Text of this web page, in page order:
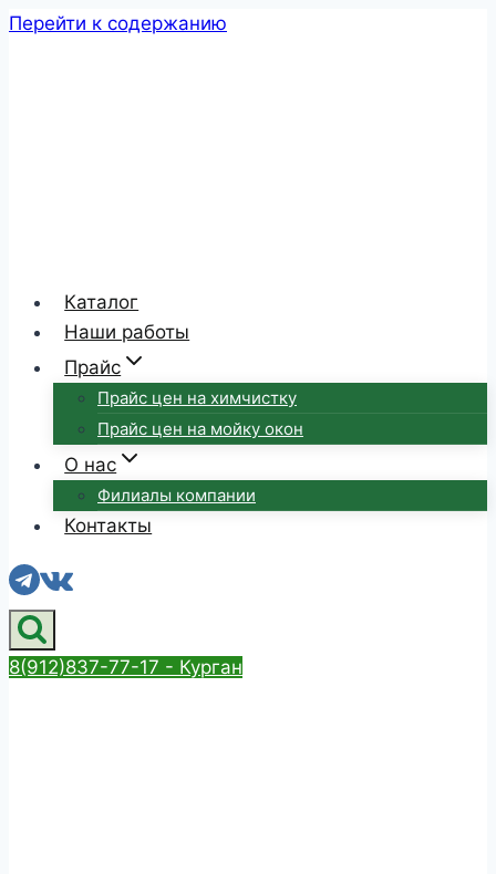
Перейти к содержанию
Каталог
Наши работы
Прайс
Прайс цен на химчистку
Прайс цен на мойку окон
О нас
Филиалы компании
Контакты
8(912)837-77-17 - Курган